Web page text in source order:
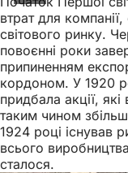
втрат для компанії,
світового ринку.
повоєнні роки
припиненням
кордоном. У 1920
придбала акції,
таким чином
1924 році існував
всього
сталося.